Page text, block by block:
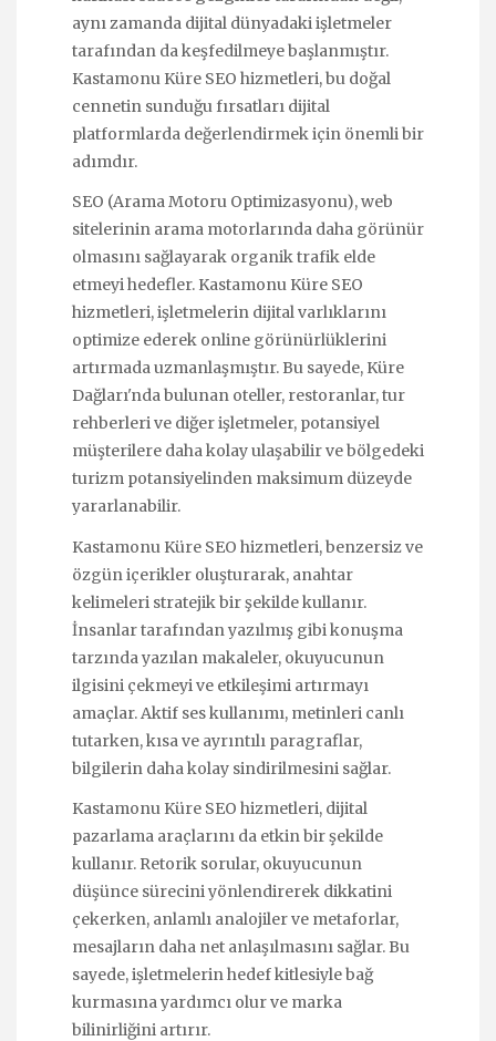
aynı zamanda dijital dünyadaki işletmeler
tarafından da keşfedilmeye başlanmıştır.
Kastamonu Küre SEO hizmetleri, bu doğal
cennetin sunduğu fırsatları dijital
platformlarda değerlendirmek için önemli bir
adımdır.
SEO (Arama Motoru Optimizasyonu), web
sitelerinin arama motorlarında daha görünür
olmasını sağlayarak organik trafik elde
etmeyi hedefler. Kastamonu Küre SEO
hizmetleri, işletmelerin dijital varlıklarını
optimize ederek online görünürlüklerini
artırmada uzmanlaşmıştır. Bu sayede, Küre
Dağları'nda bulunan oteller, restoranlar, tur
rehberleri ve diğer işletmeler, potansiyel
müşterilere daha kolay ulaşabilir ve bölgedeki
turizm potansiyelinden maksimum düzeyde
yararlanabilir.
Kastamonu Küre SEO hizmetleri, benzersiz ve
özgün içerikler oluşturarak, anahtar
kelimeleri stratejik bir şekilde kullanır.
İnsanlar tarafından yazılmış gibi konuşma
tarzında yazılan makaleler, okuyucunun
ilgisini çekmeyi ve etkileşimi artırmayı
amaçlar. Aktif ses kullanımı, metinleri canlı
tutarken, kısa ve ayrıntılı paragraflar,
bilgilerin daha kolay sindirilmesini sağlar.
Kastamonu Küre SEO hizmetleri, dijital
pazarlama araçlarını da etkin bir şekilde
kullanır. Retorik sorular, okuyucunun
düşünce sürecini yönlendirerek dikkatini
çekerken, anlamlı analojiler ve metaforlar,
mesajların daha net anlaşılmasını sağlar. Bu
sayede, işletmelerin hedef kitlesiyle bağ
kurmasına yardımcı olur ve marka
bilinirliğini artırır.